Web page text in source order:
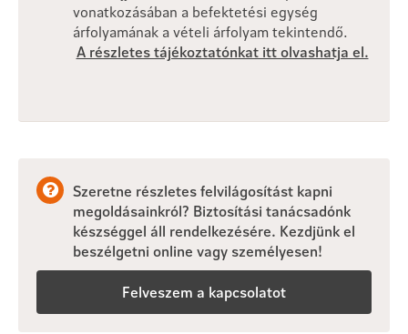
vonatkozásában a befektetési egység
árfolyamának a vételi árfolyam tekintendő.
A részletes tájékoztatónkat itt olvashatja el.
Szeretne részletes felvilágosítást kapni
megoldásainkról? Biztosítási tanácsadónk
készséggel áll rendelkezésére. Kezdjünk el
beszélgetni online vagy személyesen!
Felveszem a kapcsolatot